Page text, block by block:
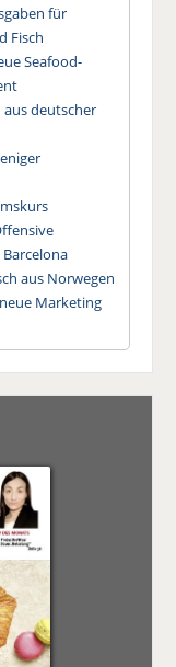
für
Fisch
Seafood-
aus deutscher
Barcelona
aus Norwegen
Marketing